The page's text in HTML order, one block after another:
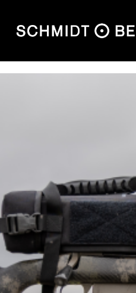
SERVICE
MESSEN
&
EVENTS
WISSENSWERTES